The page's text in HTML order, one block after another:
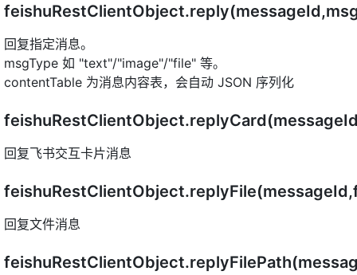
回复指定消息。
msgType 如 "text"/"image"/"file" 等。
contentTable 为消息内容表，会自动 JSON 序列化
回复飞书交互卡片消息
回复文件消息